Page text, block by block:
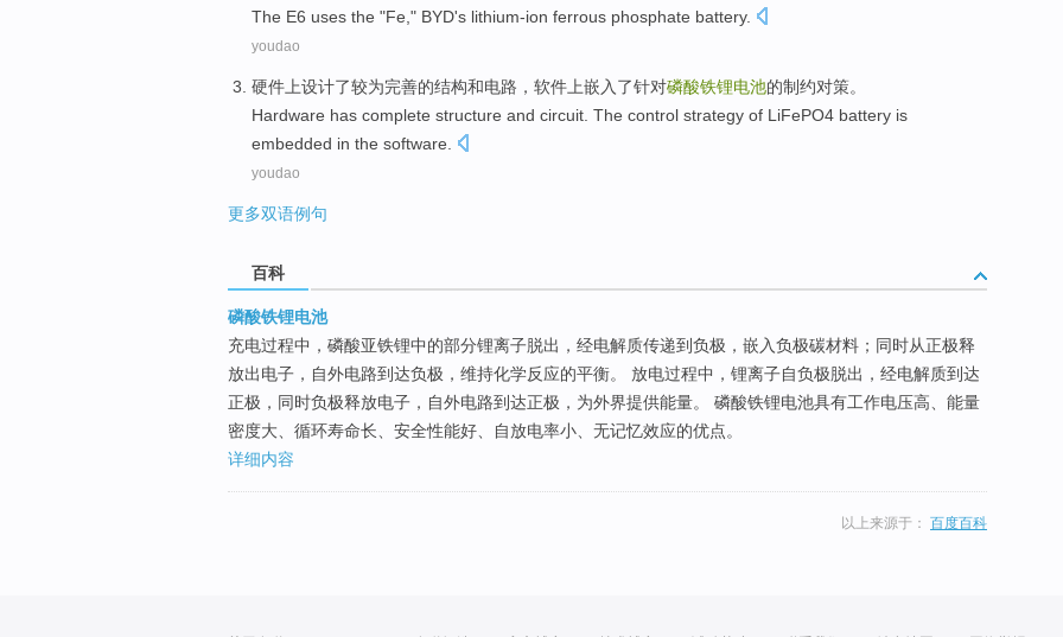
The E6 uses the "Fe ," BYD's lithium-ion ferrous phosphate battery.
youdao
硬件 上设计了较为完善的结构和电路 ， 软件 上嵌入 了针对磷酸铁锂电池的制约对策。
Hardware has complete structure and circuit The control strategy of LiFePO4 battery is
embedded in the software
youdao
更多双语例句
百科
磷酸铁锂电池
充电过程中，磷酸亚铁锂中的部分锂离子脱出，经电解质传递到负极，嵌入负极碳材料；同时从正极释
放出电子，自外电路到达负极，维持化学反应的平衡。 放电过程中，锂离子自负极脱出，经电解质到达
正极，同时负极释放电子，自外电路到达正极，为外界提供能量。 磷酸铁锂电池具有工作电压高、能量
密度大、循环寿命长、安全性能好、自放电率小、无记忆效应的优点。
详细内容
以上来源于： 百度百科